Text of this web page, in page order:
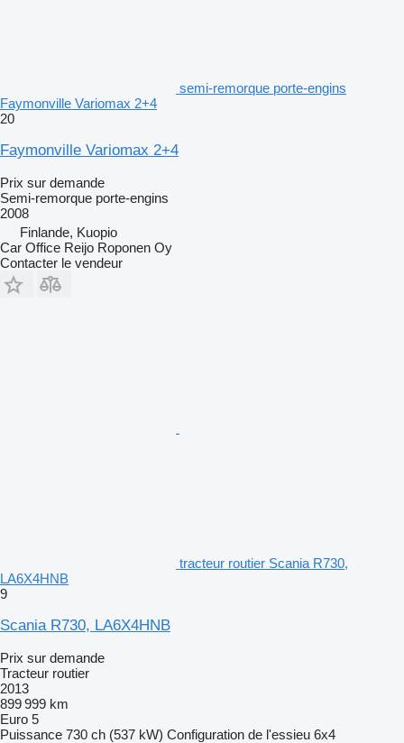
semi-remorque porte-engins
Faymonville Variomax 2+4
20
Faymonville Variomax 2+4
Prix sur demande
Semi-remorque porte-engins
2008
Finlande, Kuopio
Car Office Reijo Roponen Oy
Contacter le vendeur
tracteur routier Scania R730,
LA6X4HNB
9
Scania R730, LA6X4HNB
Prix sur demande
Tracteur routier
2013
899 999 km
Euro 5
Puissance 730 ch (537 kW) Configuration de l'essieu 6x4